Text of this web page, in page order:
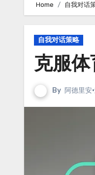
content
Home 自我对话
自我对话策略
克服体
By 阿德里安